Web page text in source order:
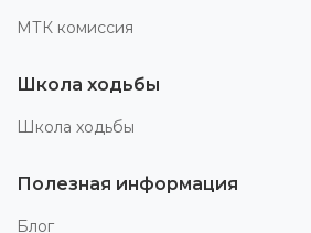
МТК комиссия
Школа ходьбы
Школа ходьбы
Полезная информация
Блог